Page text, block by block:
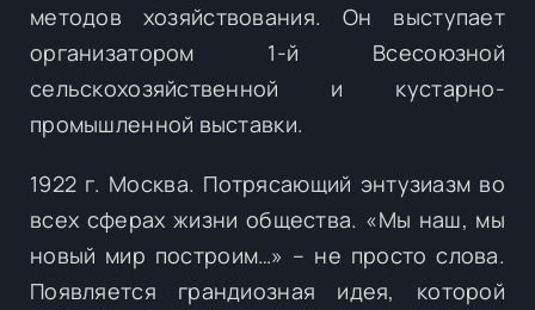
методов хозяйствования. Он выступает
организатором 1-й Всесоюзной
сельскохозяйственной и кустарно-
промышленной выставки.
1922 г. Москва. Потрясающий энтузиазм во
всех сферах жизни общества. «Мы наш, мы
новый мир построим…» – не просто слова.
Появляется грандиозная идея, которой